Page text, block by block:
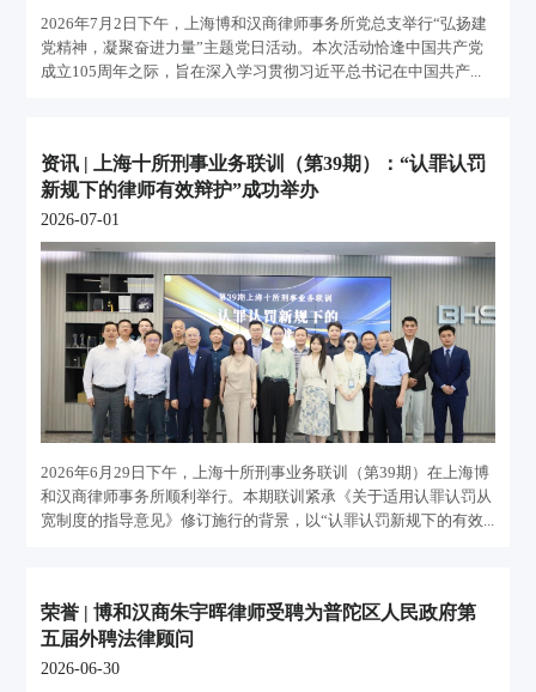
2026年7月2日下午，上海博和汉商律师事务所党总支举行“弘扬建
党精神，凝聚奋进力量”主题党日活动。本次活动恰逢中国共产党
成立105周年之际，旨在深入学习贯彻习近平总书记在中国共产...
资讯 | 上海十所刑事业务联训（第39期）：“认罪认罚
新规下的律师有效辩护”成功举办
2026-07-01
2026年6月29日下午，上海十所刑事业务联训（第39期）在上海博
和汉商律师事务所顺利举行。本期联训紧承《关于适用认罪认罚从
宽制度的指导意见》修订施行的背景，以“认罪认罚新规下的有效...
荣誉 | 博和汉商朱宇晖律师受聘为普陀区人民政府第
五届外聘法律顾问
2026-06-30